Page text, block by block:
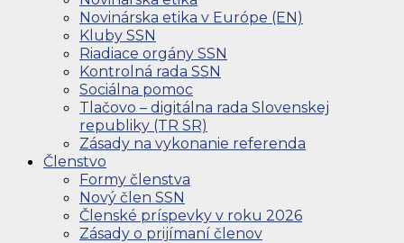
Novinárska etika v Európe (EN)
Kluby SSN
Riadiace orgány SSN
Kontrolná rada SSN
Sociálna pomoc
Tlačovo – digitálna rada Slovenskej
republiky (TR SR)
Zásady na vykonanie referenda
Členstvo
Formy členstva
Nový člen SSN
Členské príspevky v roku 2026
Zásady o prijímaní členov